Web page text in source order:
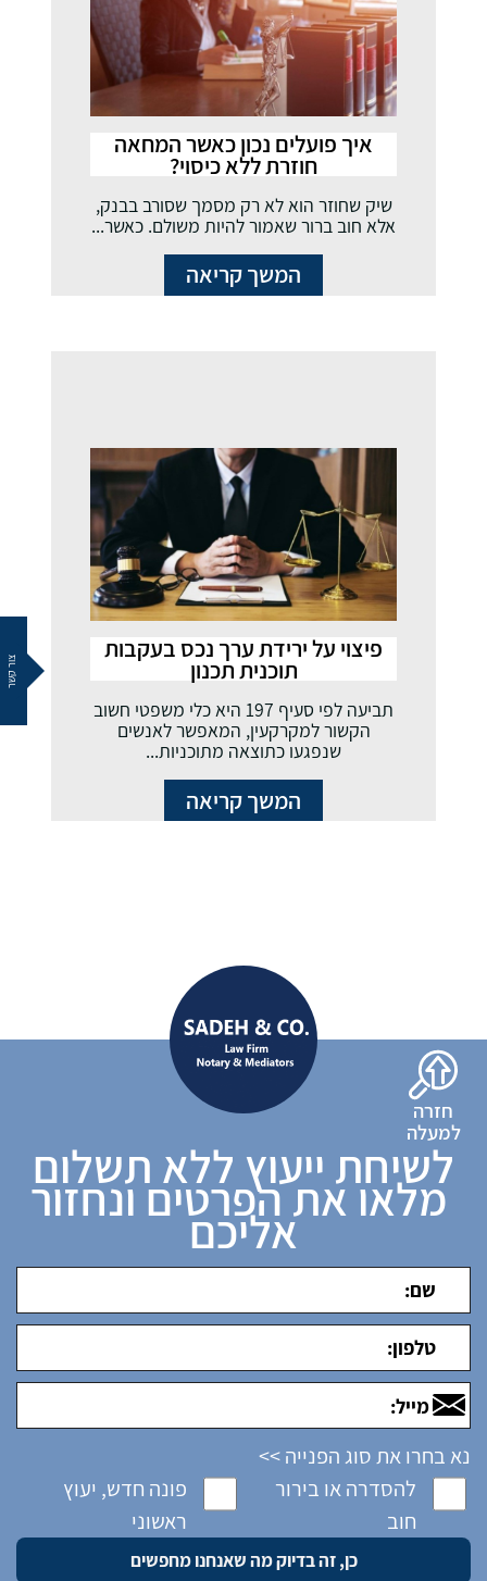
צור קשר
איך פועלים נכון כאשר המחאה
חוזרת ללא כיסוי?
שיק שחוזר הוא לא רק מסמך שסורב בבנק,
אלא חוב ברור שאמור להיות משולם. כאשר...
המשך קריאה
פיצוי על ירידת ערך נכס בעקבות
תוכנית תכנון
תביעה לפי סעיף 197 היא כלי משפטי חשוב
הקשור למקרקעין, המאפשר לאנשים
שנפגעו כתוצאה מתוכניות...
המשך קריאה
חזרה
למעלה
לשיחת ייעוץ ללא תשלום
מלאו את הפרטים ונחזור
אליכם
נא בחרו את סוג הפנייה >>
להסדרה או בירור
חוב
פונה חדש, יעוץ
ראשוני